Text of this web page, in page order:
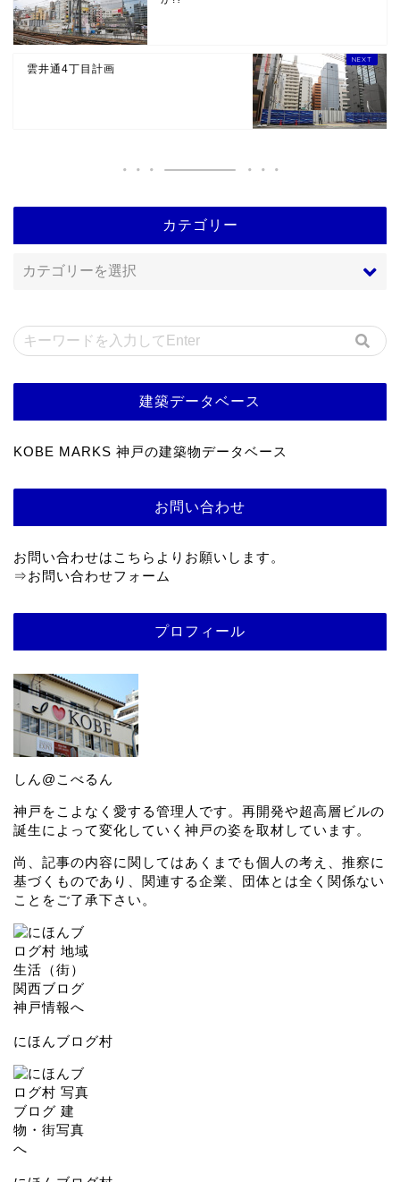
雲井通4丁目計画
カテゴリー
建築データベース
KOBE MARKS 神戸の建築物データベース
お問い合わせ
お問い合わせはこちらよりお願いします。
⇒お問い合わせフォーム
プロフィール
しん@こべるん
神戸をこよなく愛する管理人です。再開発や超高層ビルの
誕生によって変化していく神戸の姿を取材しています。
尚、記事の内容に関してはあくまでも個人の考え、推察に
基づくものであり、関連する企業、団体とは全く関係ない
ことをご了承下さい。
にほんブログ村